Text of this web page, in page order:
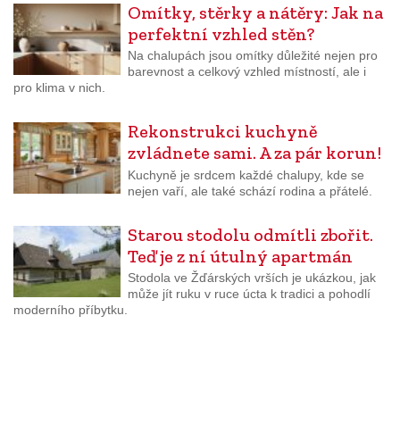
Omítky, stěrky a nátěry: Jak na
perfektní vzhled stěn?
Na chalupách jsou omítky důležité nejen pro
barevnost a celkový vzhled místností, ale i
pro klima v nich.
Rekonstrukci kuchyně
zvládnete sami. A za pár korun!
Kuchyně je srdcem každé chalupy, kde se
nejen vaří, ale také schází rodina a přátelé.
Starou stodolu odmítli zbořit.
Teď je z ní útulný apartmán
Stodola ve Žďárských vrších je ukázkou, jak
může jít ruku v ruce úcta k tradici a pohodlí
moderního příbytku.